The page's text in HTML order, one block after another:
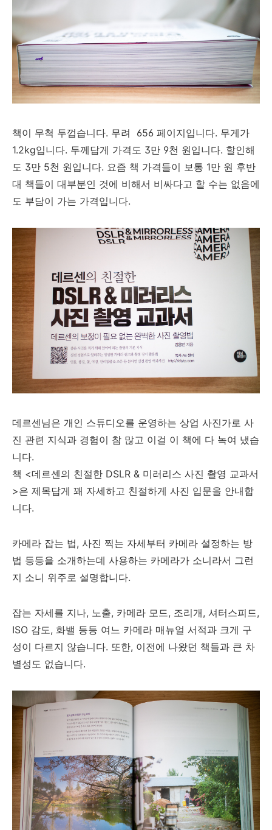
책이 무척 두껍습니다. 무려 656 페이지입니다. 무게가
1.2kg입니다. 두께답게 가격도 3만 9천 원입니다. 할인해
도 3만 5천 원입니다. 요즘 책 가격들이 보통 1만 원 후반
대 책들이 대부분인 것에 비해서 비싸다고 할 수는 없음에
도 부담이 가는 가격입니다.
데르센님은 개인 스튜디오를 운영하는 상업 사진가로 사
진 관련 지식과 경험이 참 많고 이걸 이 책에 다 녹여 냈습
니다.
책 <데르센의 친절한 DSLR & 미러리스 사진 촬영 교과서
>은 제목답게 꽤 자세하고 친절하게 사진 입문을 안내합
니다.
카메라 잡는 법, 사진 찍는 자세부터 카메라 설정하는 방
법 등등을 소개하는데 사용하는 카메라가 소니라서 그런
지 소니 위주로 설명합니다.
잡는 자세를 지나, 노출, 카메라 모드, 조리개, 셔터스피드,
ISO 감도, 화밸 등등 여느 카메라 매뉴얼 서적과 크게 구
성이 다르지 않습니다. 또한, 이전에 나왔던 책들과 큰 차
별성도 없습니다.